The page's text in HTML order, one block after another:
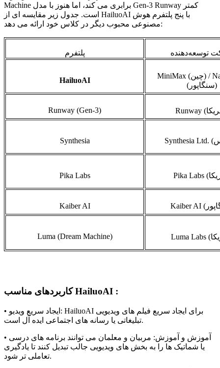
Machine برابری می کند، اما هنوز با مدل Gen-3 Runway کمتر
است. جدول زیر مقایسه ای از HailuoAI با پنج پلتفرم هوش
مصنوعی محبوب دیگر در کلاس خود ارائه می دهد:
پلتفرم توسعه‌دهنده
HailuoAI
MiniMax (چین) /
( سنگاپور)
Runway (Gen-3) Runway (
Synthesia Synthesia Ltd. (
Pika Labs Pika Labs (
Kaiber AI Kaiber AI (
Luma (Dream Machine) Luma Labs (
کاربردهای مناسب HailuoAI :
• ایجاد سریع ویدیو: HailuoAI برای ایجاد سریع فیلم های ویدیویی
تبلیغاتی یا رسانه های اجتماعی ایده آل است.
• آموزش و آموزش: مربیان و معلمان می توانند برنامه های درسی
یا شماتیک ها را به بخش های ویدیویی جالب تبدیل کنند تا یادگیری
تعاملی تر شود.